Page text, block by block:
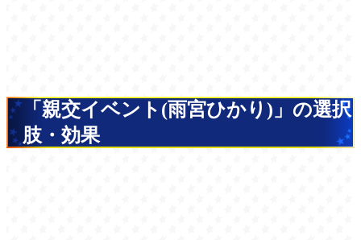
「親交イベント(雨宮ひかり)」の選択
肢・効果